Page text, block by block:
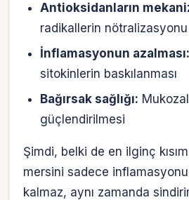
Antioksidanların
radikallerin nötralizasyonu
İnflamasyonun azalması:
sitokinlerin baskılanması
Bağırsak sağlığı:
güçlendirilmesi
Şimdi, belki de en ilginç
mersini sadece
kalmaz, aynı zamanda